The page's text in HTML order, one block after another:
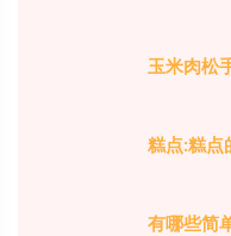
玉米肉松
糕点:糕点
有哪些简